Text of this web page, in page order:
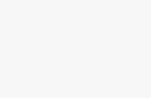
confidentialité, en